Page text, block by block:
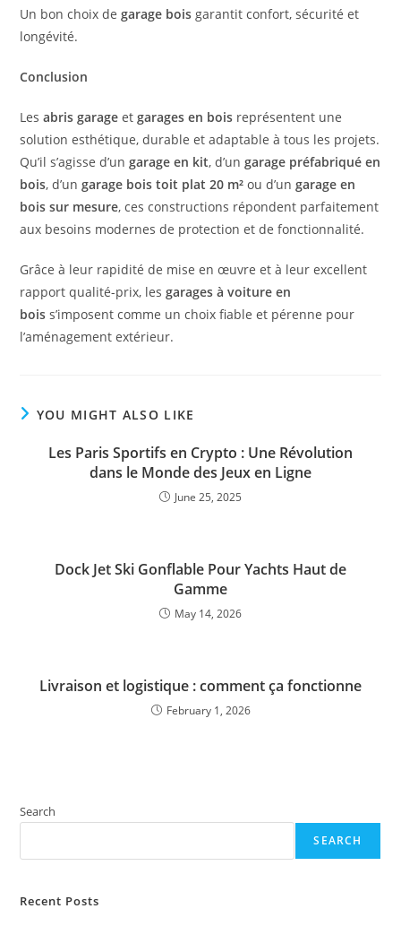
Un bon choix degarage bois garantit confort, sécurité et
longévité.
Conclusion
Lesabris garage etgarages en bois représentent une
solution esthétique, durable et adaptable à tous les projets.
Qu’il s’agisse d’ungarage en kit, d’ungarage préfabriqué en
bois, d’ungarage bois toit plat 20 m² ou d’ungarage en
bois sur mesure, ces constructions répondent parfaitement
aux besoins modernes de protection et de fonctionnalité.
Grâce à leur rapidité de mise en œuvre et à leur excellent
rapport qualité-prix, lesgarages à voiture en
bois s’imposent comme un choix fiable et pérenne pour
l’aménagement extérieur.
YOU MIGHT ALSO LIKE
Les Paris Sportifs en Crypto : Une Révolution
dans le Monde des Jeux en Ligne
June 25, 2025
Dock Jet Ski Gonflable Pour Yachts Haut de
Gamme
May 14, 2026
Livraison et logistique : comment ça fonctionne
February 1, 2026
Search
SEARCH
Recent Posts